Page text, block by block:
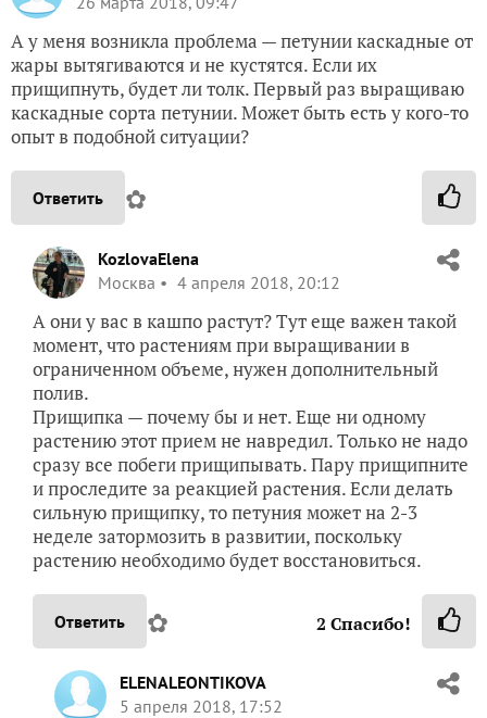
А у меня возникла проблема — петунии каскадные от
жары вытягиваются и не кустятся. Если их
прищипнуть, будет ли толк. Первый раз выращиваю
каскадные сорта петунии. Может быть есть у кого-то
опыт в подобной ситуации?
Ответить ✿
KozlovaElena
Москва
4 апреля 2018, 20:12
А они у вас в кашпо растут? Тут еще важен такой
момент, что растениям при выращивании в
ограниченном объеме, нужен дополнительный
полив.
Прищипка — почему бы и нет. Еще ни одному
растению этот прием не навредил. Только не надо
сразу все побеги прищипывать. Пару прищипните
и проследите за реакцией растения. Если делать
сильную прищипку, то петуния может на 2-3
неделе затормозить в развитии, поскольку
растению необходимо будет восстановиться.
Ответить ✿ 2 Спасибо!
ELENALEONTIKOVA
5 апреля 2018, 17:52